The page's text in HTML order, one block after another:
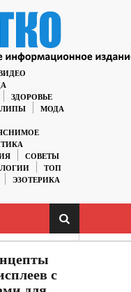
ЗДОРОВЬЕ
МОДА
СОВЕТЫ
ТОП
ЭЗОТЕРИКА
с